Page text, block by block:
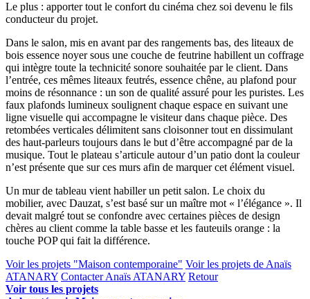
Le plus : apporter tout le confort du cinéma chez soi devenu le fils
conducteur du projet.
Dans le salon, mis en avant par des rangements bas, des liteaux de
bois essence noyer sous une couche de feutrine habillent un coffrage
qui intègre toute la technicité sonore souhaitée par le client. Dans
l’entrée, ces mêmes liteaux feutrés, essence chêne, au plafond pour
moins de résonnance : un son de qualité assuré pour les puristes. Les
faux plafonds lumineux soulignent chaque espace en suivant une
ligne visuelle qui accompagne le visiteur dans chaque pièce. Des
retombées verticales délimitent sans cloisonner tout en dissimulant
des haut-parleurs toujours dans le but d’être accompagné par de la
musique. Tout le plateau s’articule autour d’un patio dont la couleur
n’est présente que sur ces murs afin de marquer cet élément visuel.
Un mur de tableau vient habiller un petit salon. Le choix du
mobilier, avec Dauzat, s’est basé sur un maître mot « l’élégance ». Il
devait malgré tout se confondre avec certaines pièces de design
chères au client comme la table basse et les fauteuils orange : la
touche POP qui fait la différence.
Voir les projets "Maison contemporaine" Voir les projets de Anaïs
ATANARY Contacter Anaïs ATANARY Retour
Voir tous les projets